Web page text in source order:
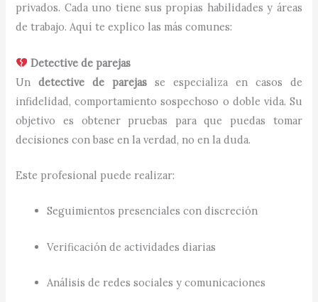
privados. Cada uno tiene sus propias habilidades y áreas
de trabajo. Aquí te explico las más comunes:
Detective de parejas
Undetective de parejas se especializa en casos de
infidelidad, comportamiento sospechoso o doble vida. Su
objetivo es obtener pruebas para que puedas tomar
decisiones con base en la verdad, no en la duda.
Este profesional puede realizar:
Seguimientos presenciales con discreción
Verificación de actividades diarias
Análisis de redes sociales y comunicaciones